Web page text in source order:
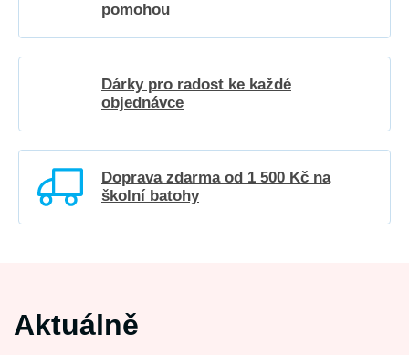
pomohou
Dárky pro radost ke každé
objednávce
Doprava zdarma od 1 500 Kč na
školní batohy
Aktuálně